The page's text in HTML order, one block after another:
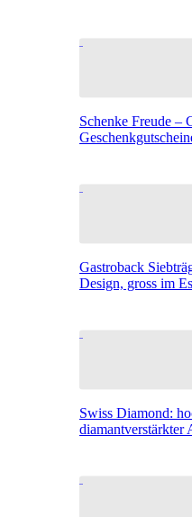
Schenke Freude –
Gastroback
Design, gross im
Swiss Diamond:
diamantverstärkter